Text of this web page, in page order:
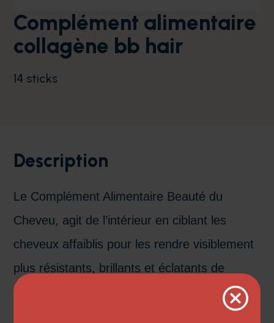
Complément alimentaire
collagène bb hair
14 sticks
Description
Le Complément Alimentaire Beauté du
Cheveu, agit de l’intérieur en cibl ant les
cheveux affaiblis pour les rendre visiblement
plus résistants, brillants et éclatants de
santé